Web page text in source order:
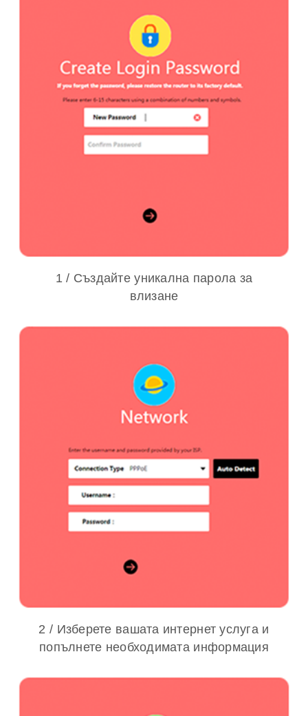
1 / Създайте уникална парола за
влизане
2 / Изберете вашата интернет услуга и
попълнете необходимата информация